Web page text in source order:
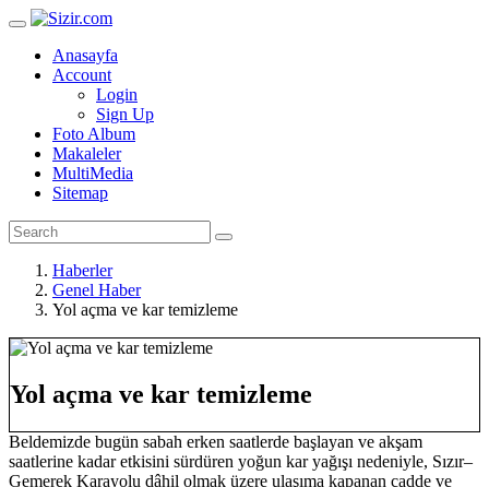
Anasayfa
Account
Login
Sign Up
Foto Album
Makaleler
MultiMedia
Sitemap
Haberler
Genel Haber
Yol açma ve kar temizleme
Yol açma ve kar temizleme
Beldemizde bugün sabah erken saatlerde başlayan ve akşam
saatlerine kadar etkisini sürdüren yoğun kar yağışı nedeniyle, Sızır–
Gemerek Karayolu dâhil olmak üzere ulaşıma kapanan cadde ve